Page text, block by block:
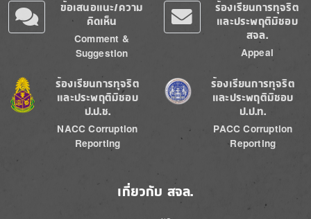
ข้อเสนอแนะ/ความ
คิดเห็น
Comment &
Suggestion
ร้องเรียนการทุจริต
และประพฤติมิชอบ
สจล.
Appeal
Image
ร้องเรียนการทุจริต
และประพฤติมิชอบ
ป.ป.ช.
NACC Corruption
Reporting
Image
ร้องเรียนการทุจริต
และประพฤติมิชอบ
ป.ป.ท.
PACC Corruption
Reporting
เกี่ยวกับ สจล.